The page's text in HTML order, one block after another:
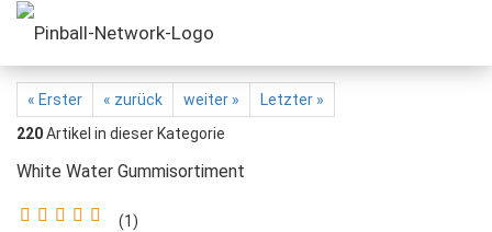
« Erster « zurück weiter »
Letzter »
220Artikel in dieser Kategorie
White Water Gummisortiment
1